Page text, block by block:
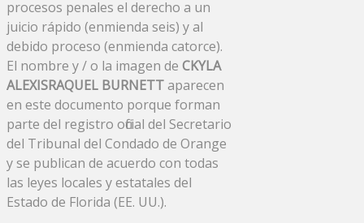
procesos penales el derecho a un
juicio rápido (enmienda seis) y al
debido proceso (enmienda catorce).
El nombre y / o la imagen de CKYLA
ALEXISRAQUEL BURNETTaparecen
en este documento porque forman
parte del registro oficial del Secretario
del Tribunal del Condado de Orange
y se publican de acuerdo con todas
las leyes locales y estatales del
Estado de Florida (EE. UU.).